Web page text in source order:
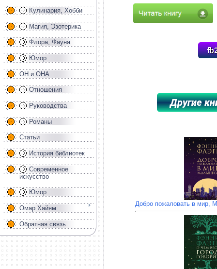
Кулинария, Хобби
Магия, Эзотерика
Флора, Фауна
Юмор
ОН и ОНА
Отношения
Руководства
Романы
Статьи
История библиотек
Современное
искусство
Юмор
Омар Хайям
Обратная связь
Добро пожаловать в мир,